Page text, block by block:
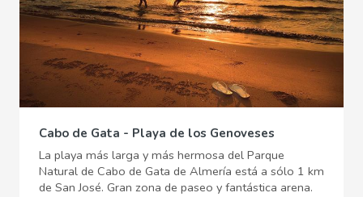
Cabo de Gata - Playa de los Genoveses
La playa más larga y más hermosa del Parque
Natural de Cabo de Gata de Almería está a sólo 1 km
de San José. Gran zona de paseo y fantástica arena.